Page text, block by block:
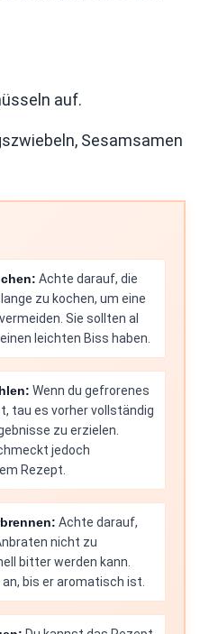
auf.
Sesamsamen
Achte darauf, die
zu kochen, um eine
Sie sollten al
leichten Biss haben.
Wenn du gefrorenes
tau es vorher vollständig
zu erzielen.
jedoch
Rezept.
Achte darauf,
nicht zu
bitter werden kann.
bis er aromatisch ist.